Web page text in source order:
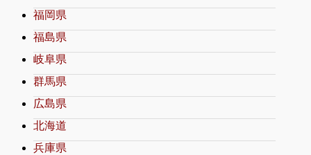
福岡県
福島県
岐阜県
群馬県
広島県
北海道
兵庫県